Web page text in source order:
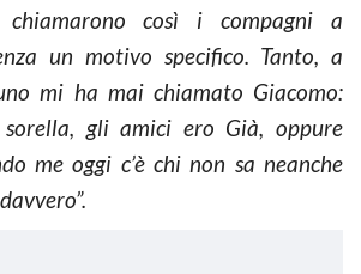
così i compagni a
un motivo specifico. Tanto, a
mi ha mai chiamato Giacomo:
gli amici ero Già, oppure
me oggi c’è chi non sa neanche